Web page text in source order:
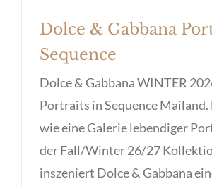
Dolce & Gabbana
Sequence
Dolce & Gabbana WINTER
Portraits in Sequence Mailand.
wie eine Galerie lebendiger
der Fall/Winter 26/27
inszeniert Dolce & Gabbana